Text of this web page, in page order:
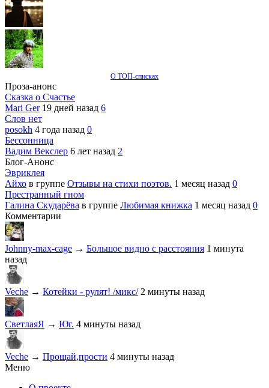
О ТОП-списках
Проза-анонс
Сказка о Счастье
Mari Ger 19 дней назад 6
Слов нет
posokh 4 года назад 0
Бессонница
Вадим Векслер 6 лет назад 2
Блог-Анонс
Эвриклея
Айхо в группе Отзывы на стихи поэтов. 1 месяц назад 0
Престранный гном
Галина Скударёва в группе Любимая книжка 1 месяц назад 0
Комментарии
Johnny-max-cage → Большое видно с расстояния 1 минута
назад
Veche → Котейки - рулят! /микс/ 2 минуты назад
СветлаяЯ → Юг. 4 минуты назад
Veche → Прощай,прости 4 минуты назад
Меню